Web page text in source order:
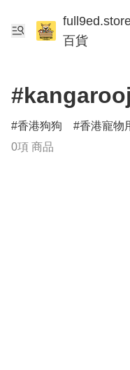
百貨
香港狗狗 香港寵物
0項 商品